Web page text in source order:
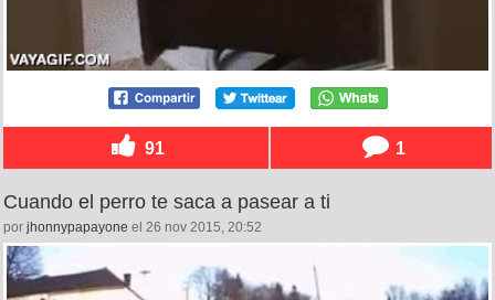
91 1
Cuando el perro te saca a pasear a ti
por jhonnypapayone el 26 nov 2015, 20:52